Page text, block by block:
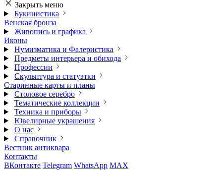
Закрыть меню
Букинистика
Венская бронза
Живопись и графика
Иконы
Нумизматика и Фалеристика
Предметы интерьера и обихода
Профессии
Скульптура и статуэтки
Старинные карты и планы
Столовое серебро
Тематические коллекции
Техника и приборы
Ювелирные украшения
О нас
Справочник
Вестник антиквара
Контакты
ВКонтакте Telegram WhatsApp MAX